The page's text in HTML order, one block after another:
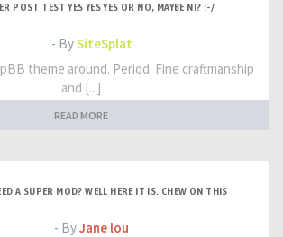
POST TEST YES YES YES OR NO, MAYBE NI? :-/
- BySiteSplat
theme around. Period. Fine craftmanship
and [...]
READ MORE
A SUPER MOD? WELL HERE IT IS. CHEW ON THIS
- ByJane lou